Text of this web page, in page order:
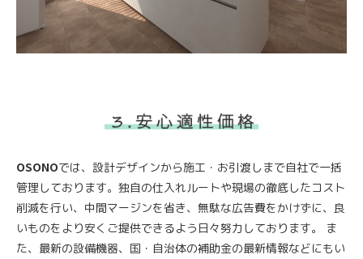
OSONOでは、設計デザインから施工・お引渡しまで自社で一括
管理しております。独自の仕入れルートや現場の徹底したコスト
削減を行い、中間マージンを省き、無駄な広告費をかけずに、良
いものをより安くご提供できるよう日々努力しております。 ま
た、最新の設備機器、国・自治体の補助金の最新情報などにもい